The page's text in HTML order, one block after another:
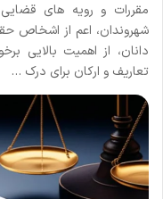
مقررات و رویه های
شهروندان، اعم از اشخاص
دانان، از اهمیت بالایی
تعاریف و ارکان برای درک …